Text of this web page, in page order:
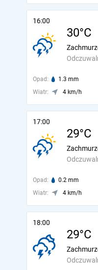
16:00
30°C
Opad: 1.3 mm
Wiatr:
4 km/h
17:00
29°C
Opad: 0.2 mm
Wiatr:
4 km/h
18:00
29°C